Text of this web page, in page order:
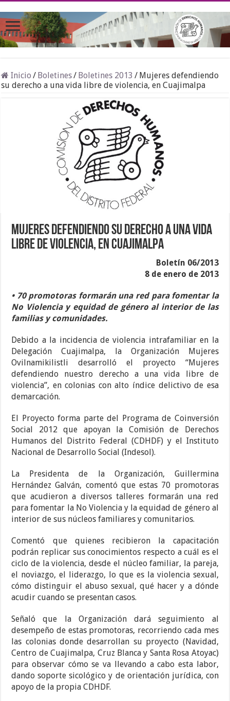
Inicio / Boletines/ Boletines 2013 / Mujeres defendiendo
su derecho a una vida libre de violencia, en Cuajimalpa
Mujeres defendiendo su derecho a una vida
libre de violencia, en Cuajimalpa
Boletín 06/2013
8 de enero de 2013
• 70 promotoras formarán una red para fomentar la
No Violencia y equidad de género al interior de las
familias y comunidades.
Debido a la incidencia de violencia intrafamiliar en la
Delegación Cuajimalpa, la Organización Mujeres
Ovilnamikilistli desarrolló el proyecto “Mujeres
defendiendo nuestro derecho a una vida libre de
violencia”, en colonias con alto índice delictivo de esa
demarcación.
El Proyecto forma parte del Programa de Coinversión
Social 2012 que apoyan la Comisión de Derechos
Humanos del Distrito Federal (CDHDF) y el Instituto
Nacional de Desarrollo Social (Indesol).
La Presidenta de la Organización, Guillermina
Hernández Galván, comentó que estas 70 promotoras
que acudieron a diversos talleres formarán una red
para fomentar la No Violencia y la equidad de género al
interior de sus núcleos familiares y comunitarios.
Comentó que quienes recibieron la capacitación
podrán replicar sus conocimientos respecto a cuál es el
ciclo de la violencia, desde el núcleo familiar, la pareja,
el noviazgo, el liderazgo, lo que es la violencia sexual,
cómo distinguir el abuso sexual, qué hacer y a dónde
acudir cuando se presentan casos.
Señaló que la Organización dará seguimiento al
desempeño de estas promotoras, recorriendo cada mes
las colonias donde desarrollan su proyecto (Navidad,
Centro de Cuajimalpa, Cruz Blanca y Santa Rosa Atoyac)
para observar cómo se va llevando a cabo esta labor,
dando soporte sicológico y de orientación jurídica, con
apoyo de la propia CDHDF.